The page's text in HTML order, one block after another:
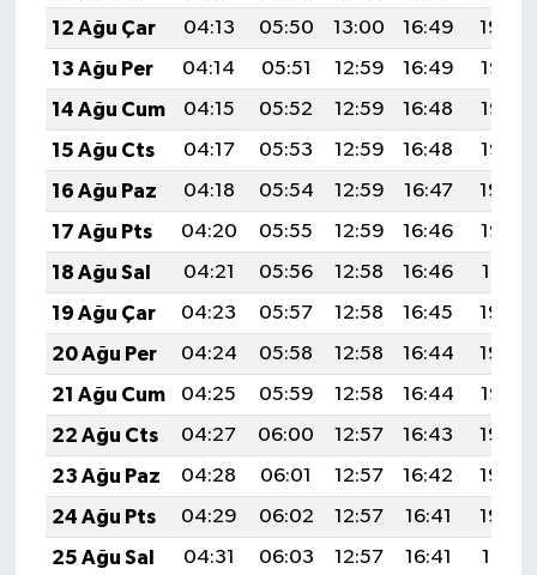
12 Ağu Çar
04:13 05:50 13:00 16:49
19:59
13 Ağu Per
04:14 05:51 12:59 16:49
19:58
14 Ağu Cum
04:15 05:52 12:59 16:48
19:57
15 Ağu Cts
04:17 05:53 12:59 16:48
19:55
16 Ağu Paz
04:18 05:54 12:59 16:47
19:54
17 Ağu Pts
04:20 05:55 12:59 16:46
19:52
18 Ağu Sal
04:21 05:56 12:58 16:46
19:51
19 Ağu Çar
04:23 05:57 12:58 16:45
19:50
20 Ağu Per
04:24 05:58 12:58 16:44
19:48
21 Ağu Cum
04:25 05:59 12:58 16:44
19:47
22 Ağu Cts
04:27 06:00 12:57 16:43
19:45
23 Ağu Paz
04:28 06:01 12:57 16:42
19:44
24 Ağu Pts
04:29 06:02 12:57 16:41
19:42
25 Ağu Sal
04:31 06:03 12:57 16:41 19:41